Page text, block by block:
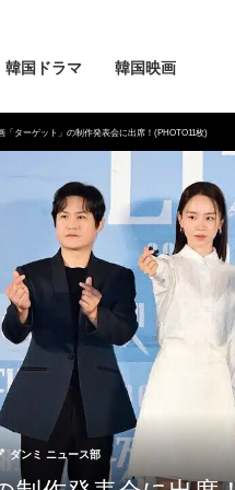
韓国ドラマ 韓国映画
「ターゲット」の制作発表会に出席！(PHOTO11枚)
ダンミ ニュース部